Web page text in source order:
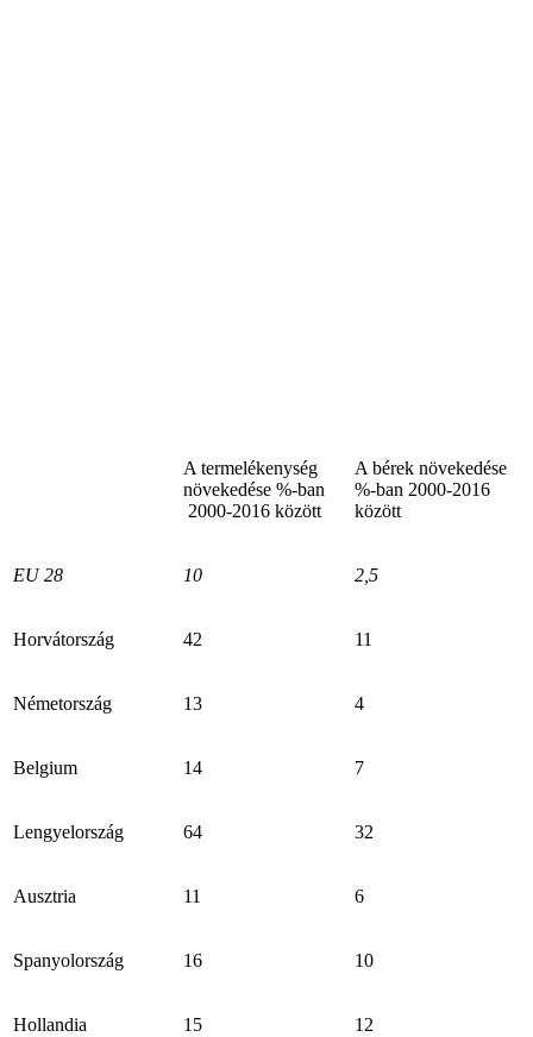
A termelékenység
növekedése %-ban
2000-2016 között
A bérek növekedése
%-ban 2000-2016
között
EU 28 10 2,5
Horvátország 42 11
Németország 13 4
Belgium 14 7
Lengyelország 64 32
Ausztria 11 6
Spanyolország 16 10
Hollandia 15 12